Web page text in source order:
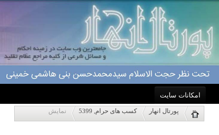
امکانات سایت
خانه پورتال انهار کسب های حرام, 5399 نمایش
خامنه ای)